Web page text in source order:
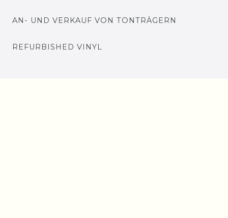
AN- UND VERKAUF VON TONTRÄGERN
REFURBISHED VINYL